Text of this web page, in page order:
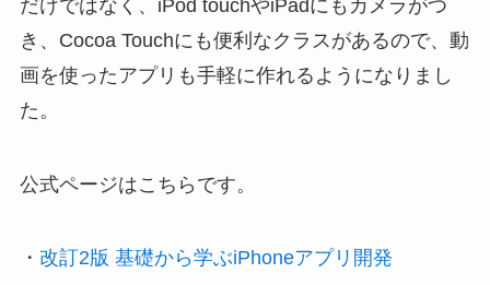
だけではなく、iPod touchやiPadにもカメラがつ
き、Cocoa Touchにも便利なクラスがあるので、動
画を使ったアプリも手軽に作れるようになりまし
た。
公式ページはこちらです。
・ 改訂2版 基礎から学ぶiPhoneアプリ開発